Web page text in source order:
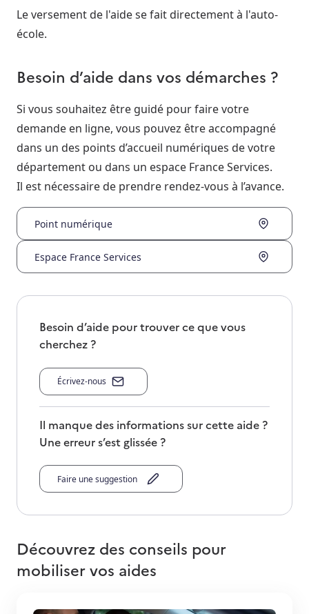
Le versement de l'aide se fait directement à l'auto-
école.
Besoin d’aide dans vos démarches ?
Si vous souhaitez être guidé pour faire votre
demande en ligne, vous pouvez être accompagné
dans un des points d’accueil numériques de votre
département ou dans un espace France Services.
Il est nécessaire de prendre rendez-vous à l’avance.
Point numérique
Espace France Services
Besoin d’aide pour trouver ce que vous
cherchez ?
Écrivez-nous
Il manque des informations sur cette aide ?
Une erreur s’est glissée ?
Faire une suggestion
Découvrez des conseils pour
mobiliser vos aides